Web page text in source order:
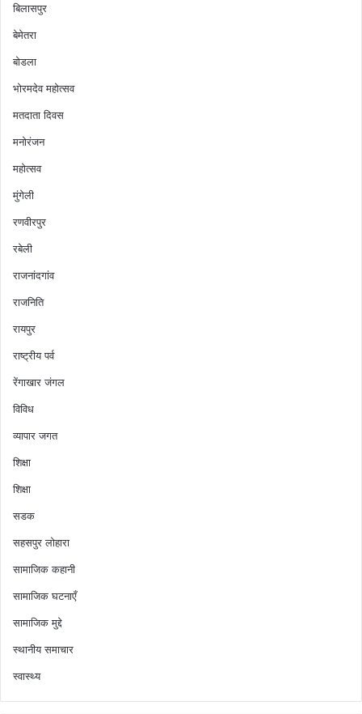
बिलासपुर
बेमेतरा
बोडला
भोरमदेव महोत्सव
मतदाता दिवस
मनोरंजन
महोत्सव
मुंगेली
रणवीरपुर
रबेली
राजनांदगांव
राजनिति
रायपुर
राष्ट्रीय पर्व
रेंगाखार जंगल
विविध
व्यापार जगत
शिक्षा
शिक्षा
सडक
सहसपुर लोहारा
सामाजिक कहानी
सामाजिक घटनाएँ
सामाजिक मुद्दे
स्थानीय समाचार
स्वास्थ्य